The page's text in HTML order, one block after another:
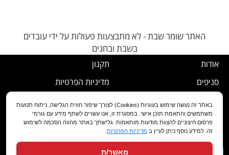
האתר שומר שבת - לא מתבצעות פעולות על ידי עובדים
בשבת ובחגים
אודות
סניפים
שירות לקוחות
מועדון לקוחות
תקנון
מדיניות הפרטיות
נוהל ביטול עסקה
מדיניות החלפה/החזרה/ביטול
הצהרת נגישות
באתר זה נעשה שימוש בעוגיות (Cookies) לצורך שיפור חווית הגלישה, ניתוח תנועות
משתמשים והתאמת תוכן אישי. במסגרת זו, אנו עשויים לשתף מידע עם גורמי
פרסום חיצוניים להצגת מודעות מותאמות. גלישתך באתר מהווה הסכמה לשימוש
זה. למידע נוסף ניתן לעיין ב מדיניות הפרטיות
מאשר/ת